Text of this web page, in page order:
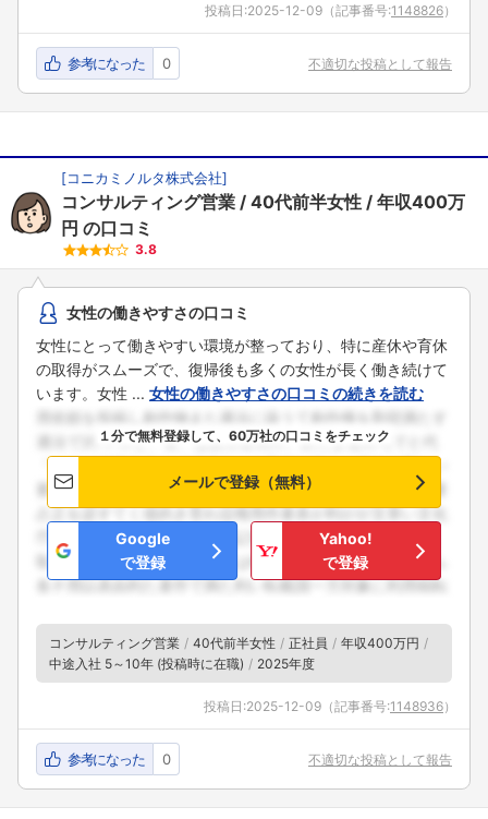
フォローしました
投稿日:2025-12-09 （記事番号:1148826）
参考になった 0 不適切な投稿として報告
[コニカミノルタ株式会社]
コンサルティング営業 40代前半女性
年収400万
円 の口コミ
3.8
女性の働きやすさの口コミ
女性にとって働きやすい環境が整っており、特に産休や育休
の取得がスムーズで、復帰後も多くの女性が長く働き続けて
います。女性 ... 女性の働きやすさの口コミの続きを読む
１分で無料登録して、60万社の口コミをチェック
メールで登録（無料）
Google
で登録
Yahoo!
で登録
コンサルティング営業 40代前半女性 正社員
年収400万円
中途入社 5～10年 (投稿時に在職)
2025年度
投稿日:2025-12-09 （記事番号:1148936）
参考になった 0 不適切な投稿として報告